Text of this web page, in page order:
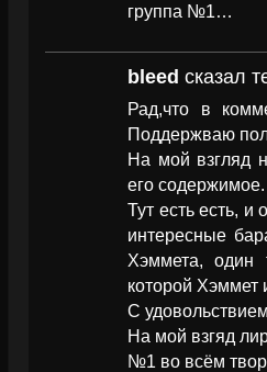
группа №1…
bleed сказал
Рад,что в
Поддержваю
На мой взгляд
его содержимое.
Тут есть есть,
интересные
Хэммета, один
которой Хэммет
С
На мой взгяд
№1 во всём